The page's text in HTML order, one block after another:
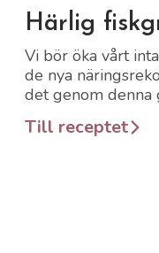
Länk till recept
Härlig
Vi bör öka vårt
de nya
det genom denna
Till receptet